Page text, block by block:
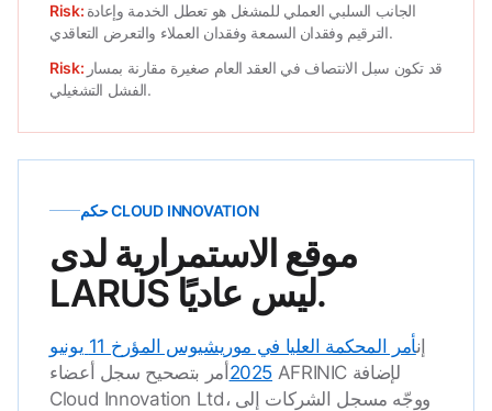
الجانب السلبي العملي للمشغل هو تعطل الخدمة وإعادة
الترقيم وفقدان السمعة وفقدان العملاء والتعرض التعاقدي.
قد تكون سبل الانتصاف في العقد العام صغيرة مقارنة بمسار
الفشل التشغيلي.
حكم CLOUD INNOVATION
موقع الاستمرارية لدى
LARUS ليس عاديًا.
إن
أمر المحكمة العليا في موريشيوس المؤرخ 11 يونيو
2025أمر بتصحيح سجل أعضاء AFRINIC لإضافة
Cloud Innovation Ltd، ووجّه مسجل الشركات إلى